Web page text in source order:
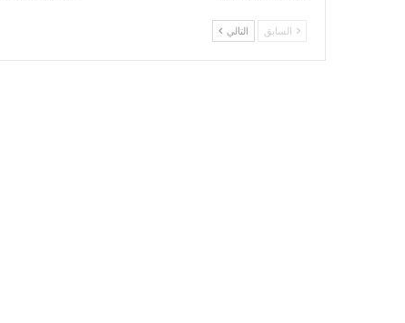
السابق التالي